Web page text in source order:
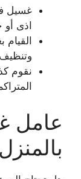
غسيل
اذى أو
نقوم
عامل